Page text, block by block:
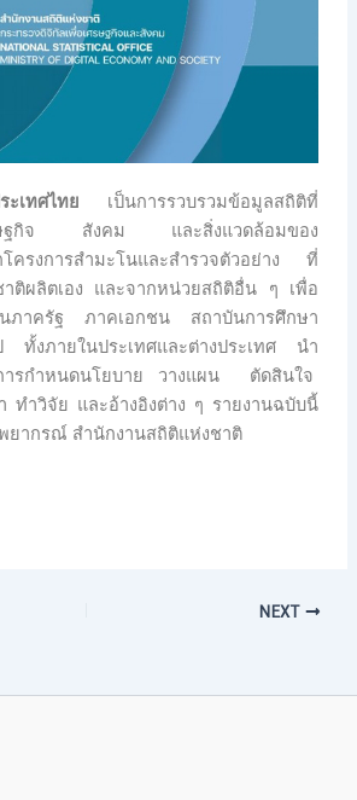
ะเทศไทย เป็นการรวบรวมข้อมูลสถิติที่
รษฐกิจ สังคม และสิ่งแวดล้อมของ
ครงการสำมะโนและสำรวจตัวอย่าง ที่
าติผลิตเอง และจากหน่วยสถิติอื่น ๆ เพื่อ
นภาครัฐ ภาคเอกชน สถาบันการศึกษา
ทั้งภายในประเทศและต่างประเทศ นำ
ารกำหนดนโยบาย วางแผน ตัดสินใจ
ทำวิจัย และอ้างอิงต่าง ๆ รายงานฉบับนี้
ยากรณ์ สำนักงานสถิติแห่งชาติ
NEXT